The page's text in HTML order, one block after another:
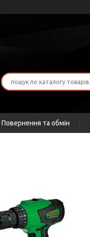
Повернення та обмін